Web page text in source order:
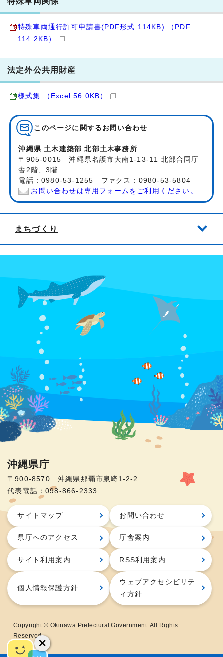
特殊車両通行許可申請書(PDF形式:114KB) （PDF
114.2KB）
法定外公共用財産
様式集 （Excel 56.0KB）
このページに関する お問い合わせ
沖縄県 土木建築部 北部土木事務所
〒905-0015 沖縄県名護市大南1-13-11 北部合同庁
舎2階、3階
電話：0980-53-1255 ファクス：0980-53-5804
お問い合わせは専用フォームをご利用ください。
まちづくり
沖縄県庁
〒900-8570 沖縄県那覇市泉崎1-2-2
代表電話：098-866-2333
サイトマップ お問い合わせ
県庁へのアクセス 庁舎案内
サイト利用案内 RSS利用案内
個人情報保護方針
ウェブアクセシビリテ
ィ方針
Copyright © Okinawa Prefectural Government. All Rights
Reserved.